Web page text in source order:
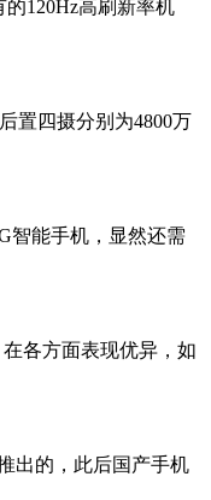
120Hz高刷新率机
置四摄分别为4800万
智能手机，显然还需
各方面表现优异，如
出的，此后国产手机